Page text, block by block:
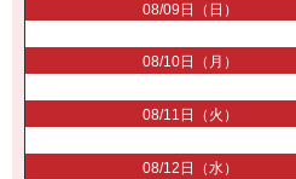
08/09日（日）
08/10日（月）
08/11日（火）
08/12日（水）